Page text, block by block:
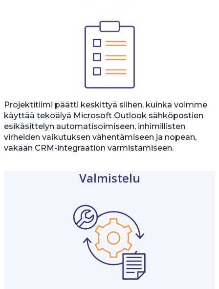
Projektitiimi päätti keskittyä siihen, kuinka voimme
käyttää tekoälyä Microsoft Outlook sähköpostien
esikäsittelyn automatisoimiseen, inhimillisten
virheiden vaikutuksen vähentämiseen ja nopean,
vakaan CRM-integraation varmistamiseen.
Valmistelu